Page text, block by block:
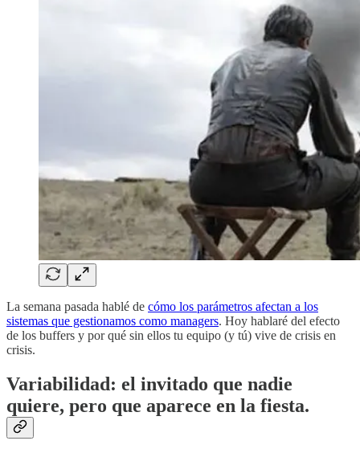
La semana pasada hablé de cómo los parámetros afectan a los
sistemas que gestionamos como managers. Hoy hablaré del efecto
de los buffers y por qué sin ellos tu equipo (y tú) vive de crisis en
crisis.
Variabilidad: el invitado que nadie
quiere, pero que aparece en la fiesta.